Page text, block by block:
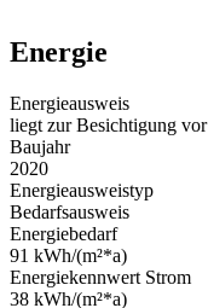
Energie
Energieausweis
liegt zur Besichtigung vor
Baujahr
2020
Energieausweistyp
Bedarfsausweis
Energiebedarf
91 kWh/(m²*a)
Energiekennwert Strom
38 kWh/(m²*a)